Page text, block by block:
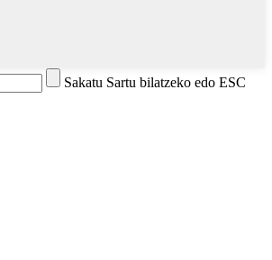
Sakatu Sartu bilatzeko edo ESC